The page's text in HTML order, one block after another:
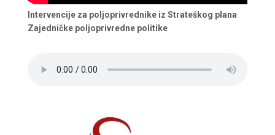
Intervencije za poljoprivrednike iz Strateškog plana
Zajedničke poljoprivredne politike